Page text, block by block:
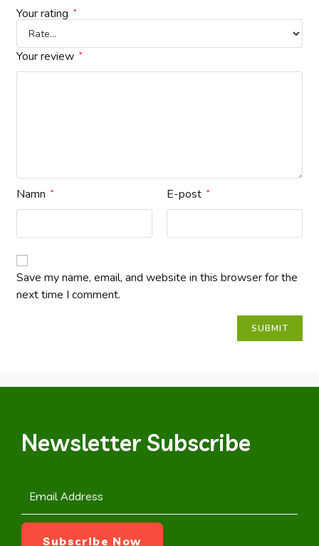
Your rating *
Your review *
Namn * E-post *
Save my name, email, and website in this browser for the
next time I comment.
Newsletter Subscribe